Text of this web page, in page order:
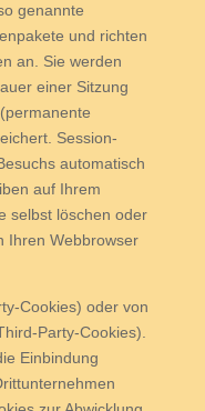
genannte
und richten
an. Sie werden
einer Sitzung
Session-
automatisch
auf Ihrem
selbst löschen oder
Ihren Webbrowser
Cookies) oder von
Party-Cookies).
Einbindung